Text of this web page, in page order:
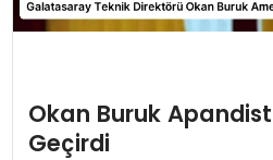
Okan Buruk
Geçirdi